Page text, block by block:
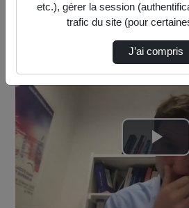
la
etc.), gérer la session
trafic du site (pour
J’ai compris